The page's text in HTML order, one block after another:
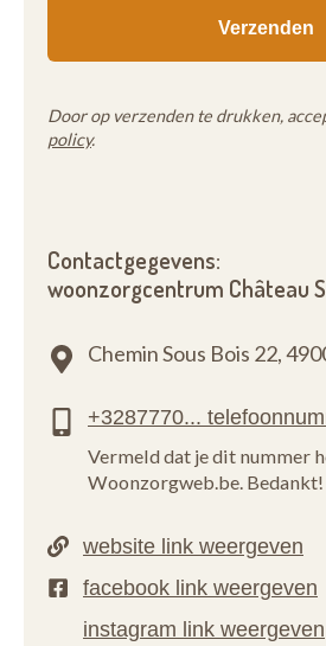
Sous-Bois" par une visite guidée.
idéal pour poser toutes vos
en haut de la page.
Door op verzenden te drukken,
policy.
Contactgegevens:
woonzorgcentrum Château
Chemin Sous Bois 22,
Vermeld dat je dit nummer
Woonzorgweb.be. Bedankt!